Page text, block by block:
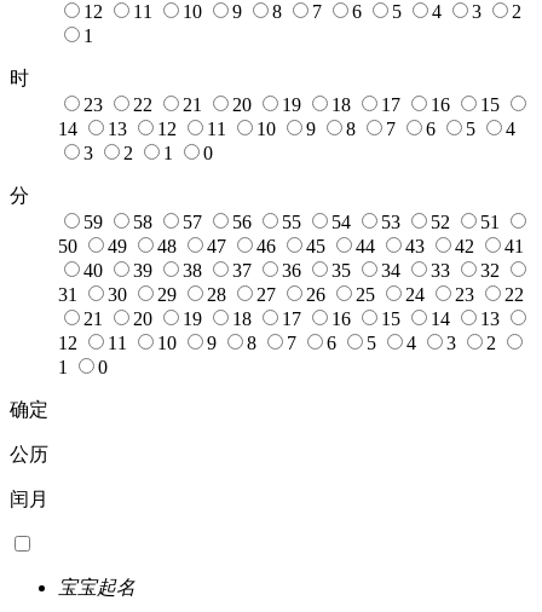
12
11 10 9 8 7 6 5 4 3
2
1
时
23
22 21 20 19 18 17 16
15
14
13 12 11 10 9 8 7 6 5
4
3
2 1 0
分
59
58 57 56 55 54 53 52
51
50
49 48 47 46 45 44 43 42
41
40
39 38 37 36 35 34 33
32
31
30 29 28 27 26 25 24 23
22
21
20 19 18 17 16 15 14
13
12
11 10 9 8 7 6 5 4 3
2
1
0
确定
公历
闰月
宝宝起名